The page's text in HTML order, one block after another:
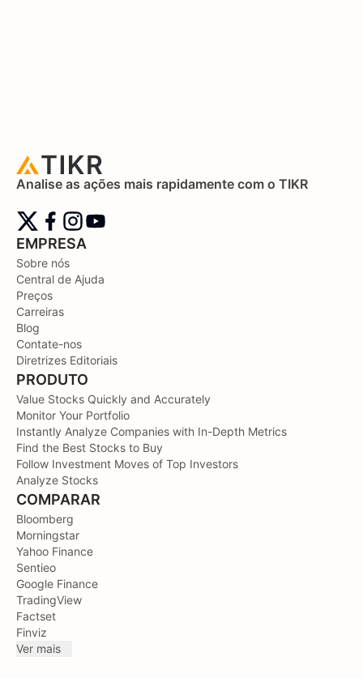
Analise as ações mais rapidamente com o TIKR
EMPRESA
Sobre nós
Central de Ajuda
Preços
Carreiras
Blog
Contate-nos
Diretrizes Editoriais
PRODUTO
Value Stocks Quickly and Accurately
Monitor Your Portfolio
Instantly Analyze Companies with In-Depth Metrics
Find the Best Stocks to Buy
Follow Investment Moves of Top Investors
Analyze Stocks
COMPARAR
Bloomberg
Morningstar
Yahoo Finance
Sentieo
Google Finance
TradingView
Factset
Finviz
Ver mais